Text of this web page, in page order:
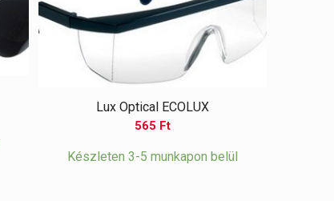
Lux Optical ECOLUX
565 Ft
Készleten 3-5 munkapon belül